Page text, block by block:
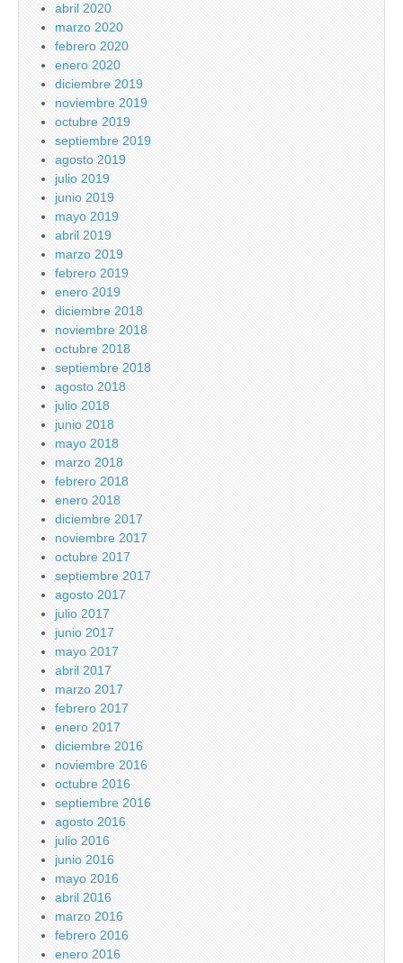
abril 2020
marzo 2020
febrero 2020
enero 2020
diciembre 2019
noviembre 2019
octubre 2019
septiembre 2019
agosto 2019
julio 2019
junio 2019
mayo 2019
abril 2019
marzo 2019
febrero 2019
enero 2019
diciembre 2018
noviembre 2018
octubre 2018
septiembre 2018
agosto 2018
julio 2018
junio 2018
mayo 2018
marzo 2018
febrero 2018
enero 2018
diciembre 2017
noviembre 2017
octubre 2017
septiembre 2017
agosto 2017
julio 2017
junio 2017
mayo 2017
abril 2017
marzo 2017
febrero 2017
enero 2017
diciembre 2016
noviembre 2016
octubre 2016
septiembre 2016
agosto 2016
julio 2016
junio 2016
mayo 2016
abril 2016
marzo 2016
febrero 2016
enero 2016